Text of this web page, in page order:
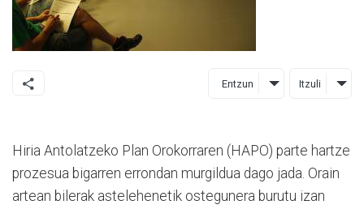
Entzun Itzuli
Hiria Antolatzeko Plan Orokorraren (HAPO) parte hartze
prozesua bigarren errondan murgildua dago jada. Orain
artean bilerak astelehenetik ostegunera burutu izan